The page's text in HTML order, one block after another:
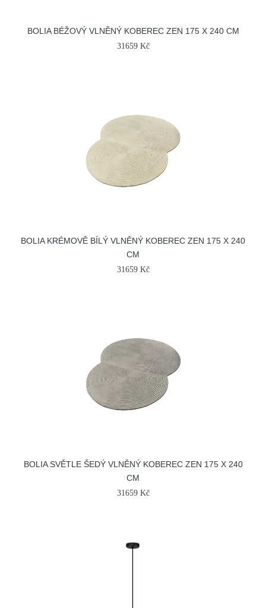
BOLIA BÉŽOVÝ VLNĚNÝ KOBEREC ZEN 175 X 240 CM
31659 Kč
BOLIA KRÉMOVĚ BÍLÝ VLNĚNÝ KOBEREC ZEN 175 X 240
CM
31659 Kč
BOLIA SVĚTLE ŠEDÝ VLNĚNÝ KOBEREC ZEN 175 X 240
CM
31659 Kč